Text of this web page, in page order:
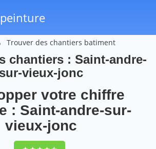
Trouver des chantiers batiment
chantiers : Saint-andre-
sur-vieux-jonc
votre chiffre
: Saint-andre-sur-
vieux-jonc